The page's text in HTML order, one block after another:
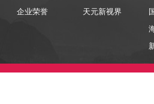
企业荣誉
天元新视界